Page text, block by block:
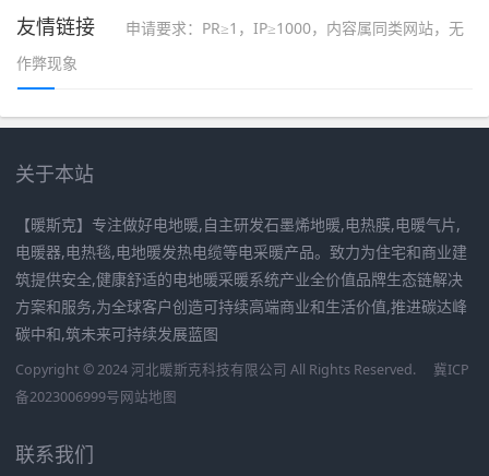
友情链接
申请要求：PR≥1，IP≥1000，内容属同类网站，无
作弊现象
关于本站
【暖斯克】专注做好电地暖,自主研发石墨烯地暖,电热膜,电暖气片,
电暖器,电热毯,电地暖发热电缆等电采暖产品。致力为住宅和商业建
筑提供安全,健康舒适的电地暖采暖系统产业全价值品牌生态链解决
方案和服务,为全球客户创造可持续高端商业和生活价值,推进碳达峰
碳中和,筑未来可持续发展蓝图
Copyright © 2024 河北暖斯克科技有限公司 All Rights Reserved.
冀ICP
备2023006999号网站地图
联系我们